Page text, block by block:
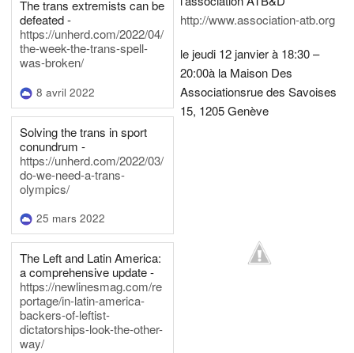
The trans extremists can be
defeated -
https://unherd.com/2022/04/
the-week-the-trans-spell-
was-broken/
8 avril 2022
Solving the trans in sport
conundrum -
https://unherd.com/2022/03/
do-we-need-a-trans-
olympics/
25 mars 2022
The Left and Latin America:
a comprehensive update -
https://newlinesmag.com/re
portage/in-latin-america-
backers-of-leftist-
dictatorships-look-the-other-
way/
http://www.association-atb.org
le jeudi 12 janvier à 18:30 –
20:00à la Maison Des
Associationsrue des Savoises
15, 1205 Genève